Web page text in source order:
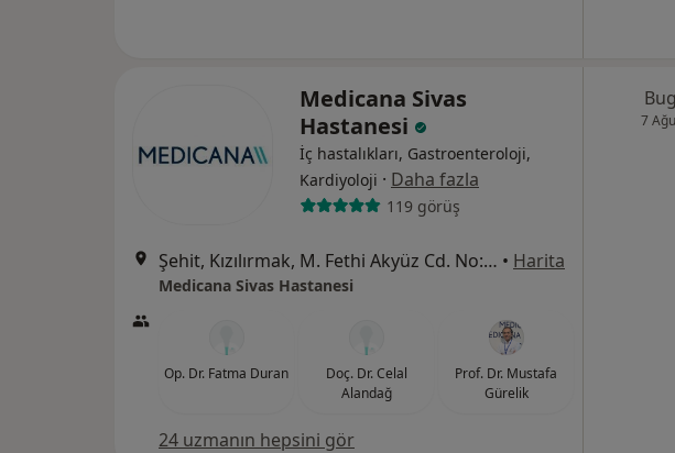
Medicana Sivas
Hastanesi
İç hastalıkları, Gastroenteroloji,
Kardiyoloji · Daha fazla
119 görüş
Şehit, Kızılırmak, M. Fethi Akyüz Cd. No: 8Merkez/Sivas, Sivas • Harita
Medicana Sivas Hastanesi
Op. Dr. Fatma Duran
Doç. Dr. Celal
Alandağ
Prof. Dr. Mustafa
Gürelik
24 uzmanın hepsini gör
7